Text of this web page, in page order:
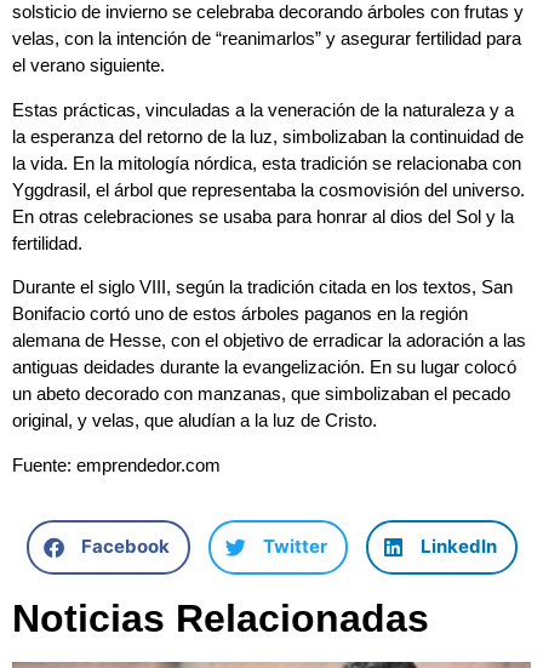
solsticio de invierno se celebraba decorando árboles con frutas y
velas, con la intención de “reanimarlos” y asegurar fertilidad para
el verano siguiente.
Estas prácticas, vinculadas a la veneración de la naturaleza y a
la esperanza del retorno de la luz, simbolizaban la continuidad de
la vida. En la mitología nórdica, esta tradición se relacionaba con
Yggdrasil, el árbol que representaba la cosmovisión del universo.
En otras celebraciones se usaba para honrar al dios del Sol y la
fertilidad.
Durante el siglo VIII, según la tradición citada en los textos, San
Bonifacio cortó uno de estos árboles paganos en la región
alemana de Hesse, con el objetivo de erradicar la adoración a las
antiguas deidades durante la evangelización. En su lugar colocó
un abeto decorado con manzanas, que simbolizaban el pecado
original, y velas, que aludían a la luz de Cristo.
Fuente: emprendedor.com
Facebook Twitter LinkedIn
Noticias Relacionadas